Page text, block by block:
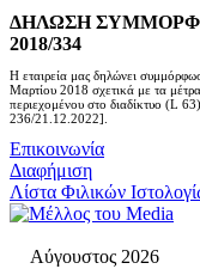
ΔΗΛΩΣΗ
2018/334
Η εταιρεία μας δηλώνει
Μαρτίου 2018 σχετικά με τα
περιεχομένου στο διαδίκτυο (L
236/21.12.2022].
Επικοινωνία
Διαφήμιση
Λίστα Φιλικών
Αύγουστος 2026